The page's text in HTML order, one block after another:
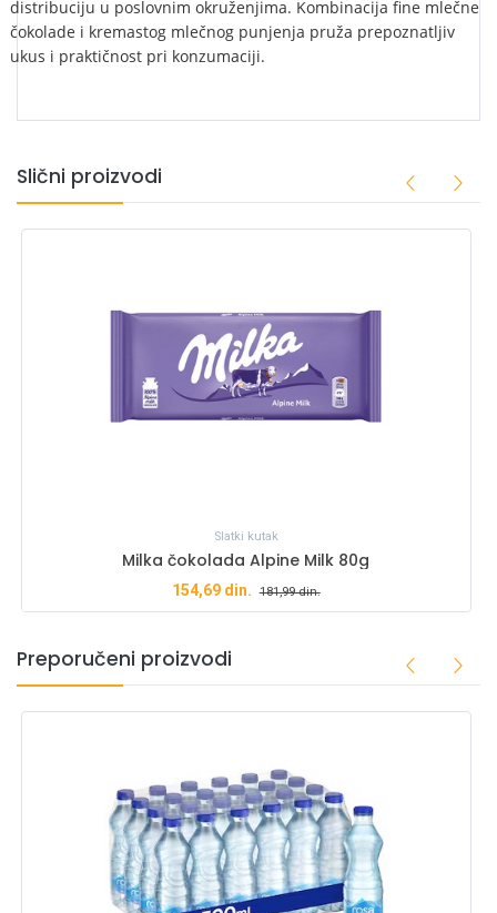
distribuciju u poslovnim okruženjima. Kombinacija fine mlečne
čokolade i kremastog mlečnog punjenja pruža prepoznatljiv
ukus i praktičnost pri konzumaciji.
Slični proizvodi
Slatki kutak
Milka čokolada Alpine Milk 80g
154,69din. 181,99din.
Preporučeni proizvodi